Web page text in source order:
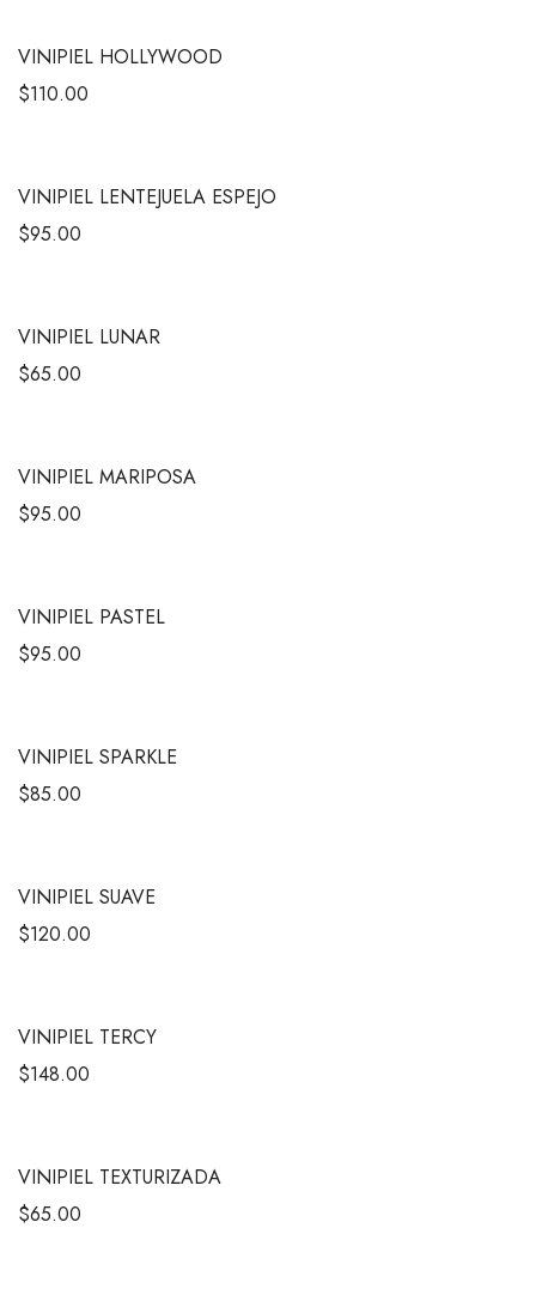
VINIPIEL HOLLYWOOD
$110.00
VINIPIEL LENTEJUELA ESPEJO
$95.00
VINIPIEL LUNAR
$65.00
VINIPIEL MARIPOSA
$95.00
VINIPIEL PASTEL
$95.00
VINIPIEL SPARKLE
$85.00
VINIPIEL SUAVE
$120.00
VINIPIEL TERCY
$148.00
VINIPIEL TEXTURIZADA
$65.00